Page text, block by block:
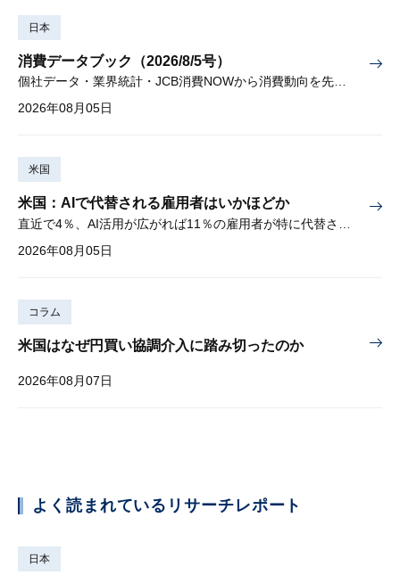
日本
消費データブック（2026/8/5号）
個社データ・業界統計・JCB消費NOWから消費動向を先取り
2026年08月05日
米国
米国：AIで代替される雇用者はいかほどか
2026年08月05日
コラム
米国はなぜ円買い協調介入に踏み切ったのか
2026年08月07日
よく読まれているリサーチレポート
日本